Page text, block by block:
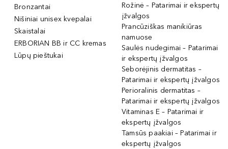
Bronzantai
Nišiniai unisex kvepalai
Skaistalai
ERBORIAN BB ir CC kremas
Lūpų pieštukai
Rožinė – Patarimai ir ekspertų
įžvalgos
Prancūziškas manikiūras
namuose
Saulės nudegimai – Patarimai
ir ekspertų įžvalgos
Seborėjinis dermatitas –
Patarimai ir ekspertų įžvalgos
Perioralinis dermatitas –
Patarimai ir ekspertų įžvalgos
Vitaminas E – Patarimai ir
ekspertų įžvalgos
Tamsūs paakiai – Patarimai ir
ekspertų įžvalgos